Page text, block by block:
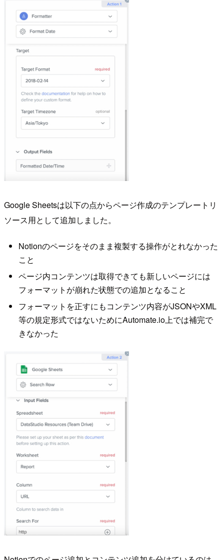
Google Sheetsは以下の点からページ作成のテンプレートリ
ソース用として追加しました。
Notionのページをそのまま複製する操作がとれなかった
こと
ページ内コンテンツは取得できても新しいページには
フォーマットが崩れた状態での追加となること
フォーマットを正すにもコンテンツ内容がJSONやXML
等の規定形式ではないためにAutomate.io上では補完で
きなかった